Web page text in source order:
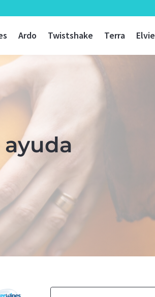
Ardo Twistshake Terra Elvie
ayuda